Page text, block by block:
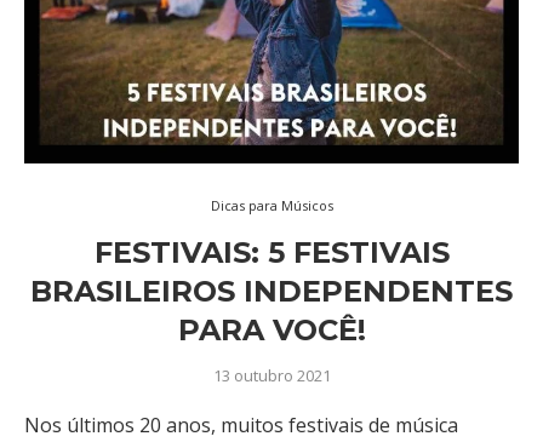
Dicas para Músicos
FESTIVAIS: 5 FESTIVAIS
BRASILEIROS INDEPENDENTES
PARA VOCÊ!
13 outubro 2021
Nos últimos 20 anos, muitos festivais de música